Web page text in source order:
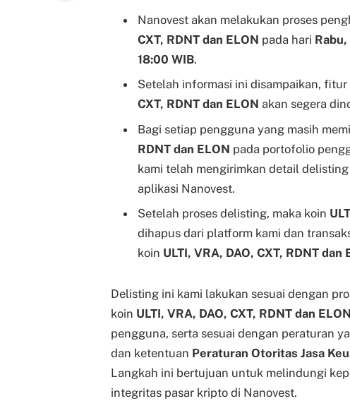
Nanovest akan melakukan proses
CXT, RDNT dan ELON pada hari Rabu,
18:00 WIB.
Setelah informasi ini disampaikan, fitur
CXT, RDNT dan ELON akan segera
Bagi setiap pengguna yang masih
RDNT dan ELON pada portofolio
kami telah mengirimkan detail
aplikasi Nanovest.
Setelah proses delisting, maka koin
dihapus dari platform kami dan
koin ULTI, VRA, DAO, CXT, RDNT dan
Delisting ini kami lakukan sesuai dengan
koin ULTI, VRA, DAO, CXT, RDNT dan ELON
pengguna, serta sesuai dengan peraturan
dan ketentuan Peraturan Otoritas Jasa
Langkah ini bertujuan untuk melindungi
integritas pasar kripto di Nanovest.